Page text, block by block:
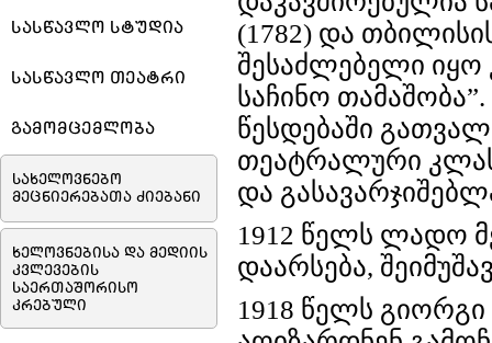
სასწავლო სტუდია
სასწავლო თეატრი
გამომცემლობა
სახელოვნებო
მეცნიერებათა ძიებანი
ხელოვნებისა და მედიის
კვლევების
საერთაშორისო
კრებული
(1782) და
შესაძლებელი იყო
საჩინო
წესდებაში
თეატრალური
და
1912 წელს ლადო
დაარსება,
1918 წელს გიორგი